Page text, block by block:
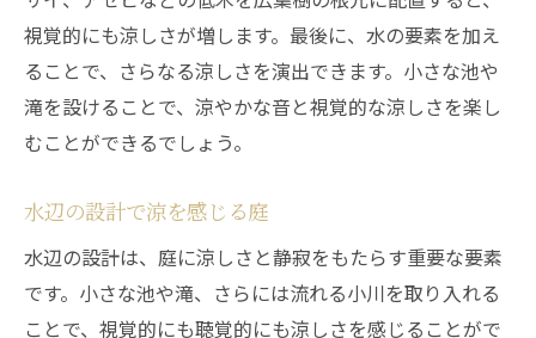
視覚的にも涼しさが増します。最後に、水の要素を加え
ることで、さらなる涼しさを演出できます。小さな池や
滝を設けることで、涼やかな音と視覚的な涼しさを楽し
むことができるでしょう。
水辺の設計で涼を感じる庭
水辺の設計は、庭に涼しさと静寂をもたらす重要な要素
です。小さな池や滝、さらには流れる小川を取り入れる
ことで、視覚的にも聴覚的にも涼しさを感じることがで